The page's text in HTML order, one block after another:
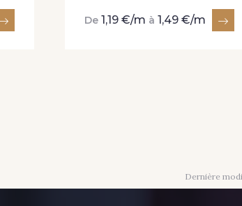
De 1,19 €/m à 1,49 €/m
Dernière